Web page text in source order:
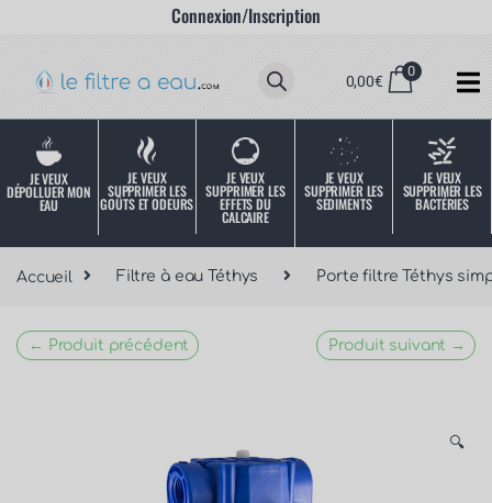
Connexion/Inscription
0,00€
0
JE VEUX
DÉPOLLUER MON
EAU
JE VEUX
SUPPRIMER LES
GOÛTS ET ODEURS
JE VEUX
SUPPRIMER LES
EFFETS DU
CALCAIRE
JE VEUX
SUPPRIMER LES
SÉDIMENTS
JE VEUX
SUPPRIMER LES
BACTÉRIES
Accueil Filtre à eau Téthys Porte filtre Téthys
← Produit précédent Produit suivant →
🔍